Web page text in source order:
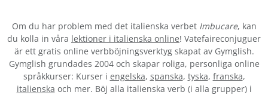
Om du har problem med det italienska verbet Imbucare, kan
du kolla in våra lektioner i italienska online! Vatefaireconjuguer
är ett gratis online verbböjningsverktyg skapat av Gymglish.
Gymglish grundades 2004 och skapar roliga, personliga online
språkkurser: Kurser i engelska, spanska, tyska, franska,
italienska och mer. Böj alla italienska verb (i alla grupper) i